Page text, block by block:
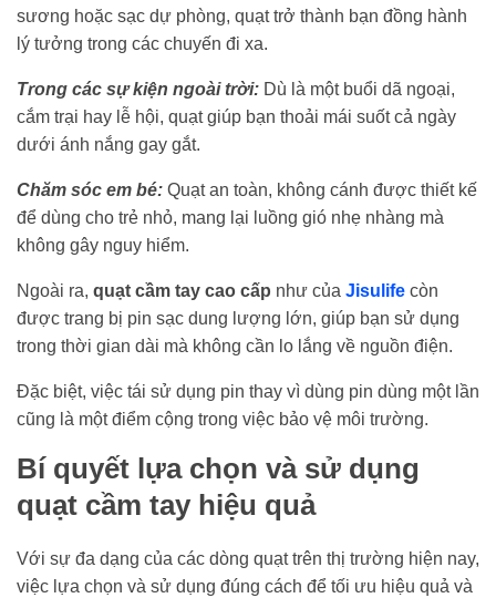
sương hoặc sạc dự phòng, quạt trở thành bạn đồng hành
lý tưởng trong các chuyến đi xa.
Trong các sự kiện ngoài trời: Dù là một buổi dã ngoại,
cắm trại hay lễ hội, quạt giúp bạn thoải mái suốt cả ngày
dưới ánh nắng gay gắt.
Chăm sóc em bé: Quạt an toàn, không cánh được thiết kế
để dùng cho trẻ nhỏ, mang lại luồng gió nhẹ nhàng mà
không gây nguy hiểm.
Ngoài ra, quạt cầm tay cao cấp như của Jisulife còn
được trang bị pin sạc dung lượng lớn, giúp bạn sử dụng
trong thời gian dài mà không cần lo lắng về nguồn điện.
Đặc biệt, việc tái sử dụng pin thay vì dùng pin dùng một lần
cũng là một điểm cộng trong việc bảo vệ môi trường.
Bí quyết lựa chọn và sử dụng
quạt cầm tay hiệu quả
Với sự đa dạng của các dòng quạt trên thị trường hiện nay,
việc lựa chọn và sử dụng đúng cách để tối ưu hiệu quả và